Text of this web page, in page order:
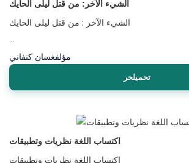
الشيء الآخر: من قتل ليلى الحايك
الشيء الآخر : من قتل ليلى الحايك
مؤلفغسان كنفاني
تحميلحر
اكتساب اللغة نظريات وتطبيقات
اكتساب اللغة نظريات وتطبيقات